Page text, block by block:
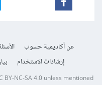
عن أكاديمية حسوب
إرشادات الاستخدام
BY-NC-SA 4.0unless mentioned